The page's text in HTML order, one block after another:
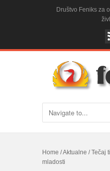
Društvo Feniks za
Home /Aktualne /Tečaj
mladosti